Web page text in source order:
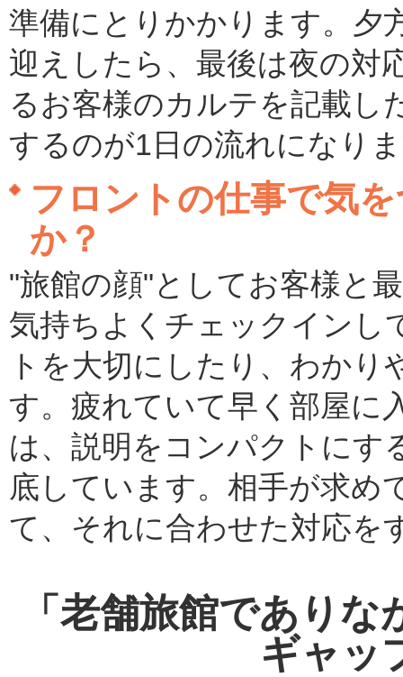
準備にとりかかります。夕
迎えしたら、最後は夜の対
るお客様のカルテを記載し
するのが1日の流れになり
フロントの仕事で気
か？
"旅館の顔"としてお客様と
気持ちよくチェックインし
トを大切にしたり、わか
す。疲れていて早く部屋に
は、説明をコンパクトにす
底しています。相手が求め
て、それに合わせた対応を
「老舗旅館であり
ギャッ